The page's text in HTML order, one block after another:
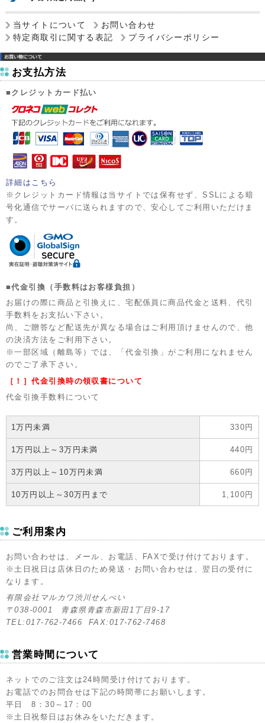
当サイトについて
お問い合わせ
特定商取引に関する表記
プライバシーポリシー
お支払方法
■クレジットカード払い
詳細はこちら
※クレジットカード情報は当サイトでは保有せず、SSLによる暗
号化通信でサーバに送られますので、安心してご利用いただけま
す。
■代金引換（手数料はお客様負担）
お届けの際に商品と引換えに、宅配係員に商品代金と送料、代引
手数料をお支払い下さい。
尚、ご贈答など配送先が異なる場合はご利用頂けませんので、他
の決済方法をご利用下さい。
※一部区域（離島等）では、「代金引換」がご利用になれません
のでご了承下さい。
［！］代金引換時の領収書について
代金引換手数料について
1万円未満 330円
1万円以上～3万円未満 440円
3万円以上～10万円未満 660円
10万円以上～30万円まで 1,100円
ご利用案内
お問い合わせは、メール、お電話、FAXで受け付けております。
※土日祝日は店休日のため発送・お問い合わせは、翌日の受付に
なります。
有限会社マルカワ渋川せんべい
〒038-0001 青森県青森市新田1丁目9-17
TEL:017-762-7466 FAX:017-762-7468
営業時間について
ネットでのご注文は24時間受け付けております。
お電話でのお問合せは下記の時間帯にお願いします。
平日 8：30～17：00
※土日祝祭日はお休みをいただきます。